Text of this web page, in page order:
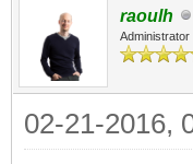
raoulh
Administrator
02-21-2016,